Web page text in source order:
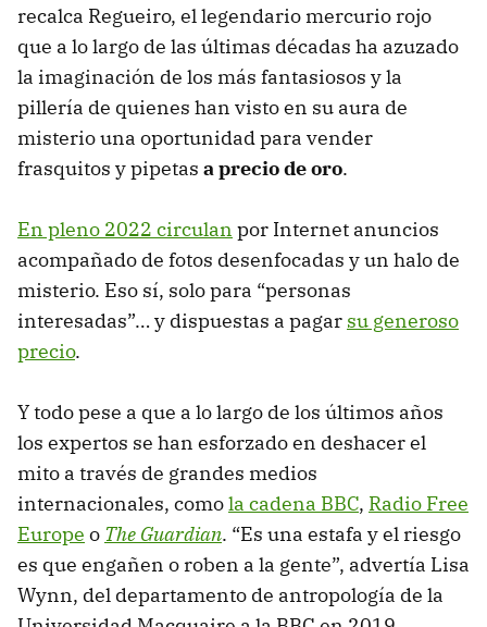
recalca Regueiro, el legendario mercurio rojo
que a lo largo de las últimas décadas ha azuzado
la imaginación de los más fantasiosos y la
pillería de quienes han visto en su aura de
misterio una oportunidad para vender
frasquitos y pipetas a precio de oro.
En pleno 2022 circulan por Internet anuncios
acompañado de fotos desenfocadas y un halo de
misterio. Eso sí, solo para “personas
interesadas”… y dispuestas a pagar su generoso
precio.
Y todo pese a que a lo largo de los últimos años
los expertos se han esforzado en deshacer el
mito a través de grandes medios
internacionales, comola cadena BBC, Radio Free
Europe o The Guardian. “Es una estafa y el riesgo
es que engañen o roben a la gente”, advertía Lisa
Wynn, del departamento de antropología de la